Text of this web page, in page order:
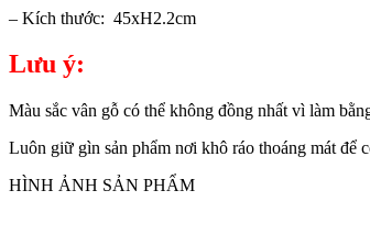
– Kích thước: 45xH2.2cm
Lưu ý:
Màu sắc vân gỗ có thể không đồng nhất vì làm
Luôn giữ gìn sản phẩm nơi khô ráo thoáng mát để
HÌNH ẢNH SẢN PHẨM